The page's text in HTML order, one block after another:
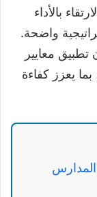
بالأداء
واضحة.
معايير
يعزز كفاءة
المدارس